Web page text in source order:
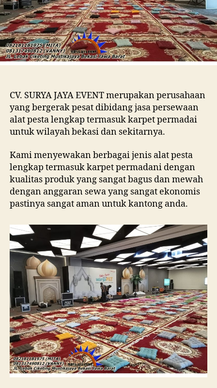
CV. SURYA JAYA EVENT merupakan perusahaan
yang bergerak pesat dibidang jasa persewaan
alat pesta lengkap termasuk karpet permadai
untuk wilayah bekasi dan sekitarnya.
Kami menyewakan berbagai jenis alat pesta
lengkap termasuk karpet permadani dengan
kualitas produk yang sangat bagus dan mewah
dengan anggaran sewa yang sangat ekonomis
pastinya sangat aman untuk kantong anda.